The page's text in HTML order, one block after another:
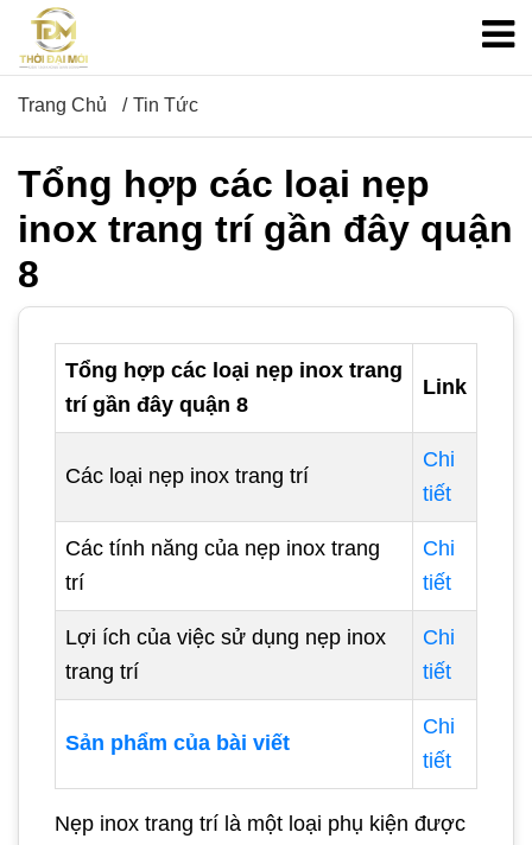
Trang Chủ Tin Tức
Tổng hợp các loại nẹp
inox trang trí gần đây quận
8
Tổng hợp các loại nẹp inox trang
trí gần đây quận 8
Link
Các loại nẹp inox trang trí
Chi
tiết
Các tính năng của nẹp inox trang
trí
Chi
tiết
Lợi ích của việc sử dụng nẹp inox
trang trí
Chi
tiết
Sản phẩm của bài viết
Chi
tiết
Nẹp inox trang trí là một loại phụ kiện được